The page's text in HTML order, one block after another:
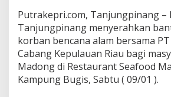
j
a
C
a
b
a
n
Putrakepri.com, Tanjungpinang –
Tanjungpinang menyerahkan
korban bencana alam bersama PT
Cabang Kepulauan Riau bagi
Madong di Restaurant Seafood
Kampung Bugis, Sabtu ( 09/01 ).